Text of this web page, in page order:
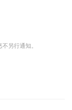
另行通知。